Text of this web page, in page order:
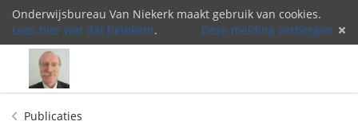
Onderwijsbureau Van Niekerk maakt gebruik van cookies.
Lees hier wat dat betekent. Deze melding verbergen
Menu
Publicaties